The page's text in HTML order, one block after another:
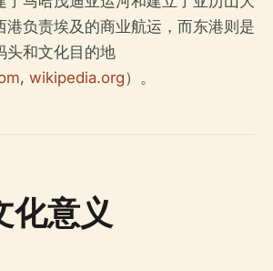
港负责埃及的商业航运，而东港则是
头和文化目的地
, wikipedia.org）。
化意义